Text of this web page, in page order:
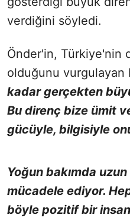
verdiğini söyledi.
Önder'in, Türkiye'nin
olduğunu vurgulayan
kadar gerçekten
Bu direnç bize ümit
gücüyle, bilgisiyle
Yoğun bakımda
mücadele ediyor.
böyle pozitif bir